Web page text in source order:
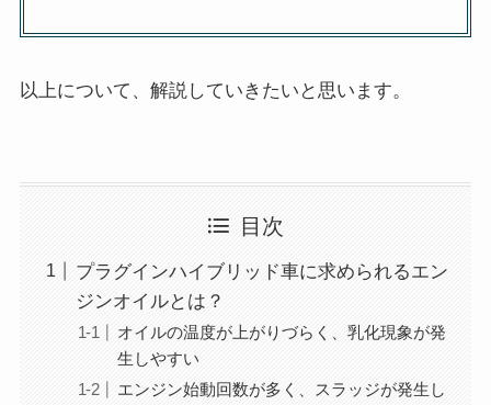
以上について、解説していきたいと思います。
目次
プラグインハイブリッド車に求められるエン
ジンオイルとは？
オイルの温度が上がりづらく、乳化現象が発
生しやすい
エンジン始動回数が多く、スラッジが発生し